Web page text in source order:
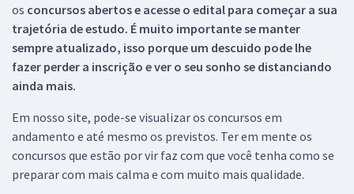
os concursos abertos e acesse o edital para começar a sua
trajetória de estudo. É muito importante se manter
sempre atualizado, isso porque um descuido pode lhe
fazer perder a inscrição e ver o seu sonho se distanciando
ainda mais.
Em nosso site, pode-se visualizar os concursos em
andamento e até mesmo os previstos. Ter em mente os
concursos que estão por vir faz com que você tenha como se
preparar com mais calma e com muito mais qualidade.